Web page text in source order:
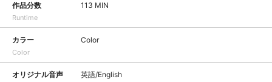
作品分数
Runtime
113 MIN
カラー
Color
Color
オリジナル音声 英語/English